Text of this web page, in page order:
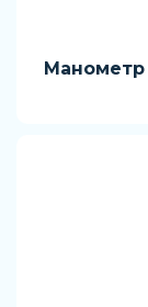
Манометр